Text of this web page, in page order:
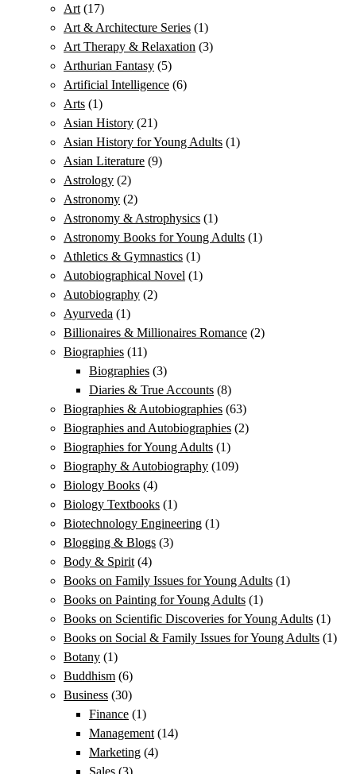
Art (17)
Art & Architecture Series (1)
Art Therapy & Relaxation (3)
Arthurian Fantasy (5)
Artificial Intelligence (6)
Arts (1)
Asian History (21)
Asian History for Young Adults (1)
Asian Literature (9)
Astrology (2)
Astronomy (2)
Astronomy & Astrophysics (1)
Astronomy Books for Young Adults (1)
Athletics & Gymnastics (1)
Autobiographical Novel (1)
Autobiography (2)
Ayurveda (1)
Billionaires & Millionaires Romance (2)
Biographies (11)
Biographies (3)
Diaries & True Accounts (8)
Biographies & Autobiographies (63)
Biographies and Autobiographies (2)
Biographies for Young Adults (1)
Biography & Autobiography (109)
Biology Books (4)
Biology Textbooks (1)
Biotechnology Engineering (1)
Blogging & Blogs (3)
Body & Spirit (4)
Books on Family Issues for Young Adults (1)
Books on Painting for Young Adults (1)
Books on Scientific Discoveries for Young Adults (1)
Books on Social & Family Issues for Young Adults (1)
Botany (1)
Buddhism (6)
Business (30)
Finance (1)
Management (14)
Marketing (4)